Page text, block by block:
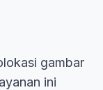
gambar
ini